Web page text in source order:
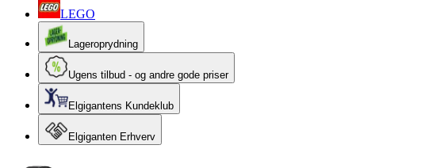
LEGO
Lageroprydning
Ugens tilbud - og andre gode priser
Elgigantens Kundeklub
Elgiganten Erhverv